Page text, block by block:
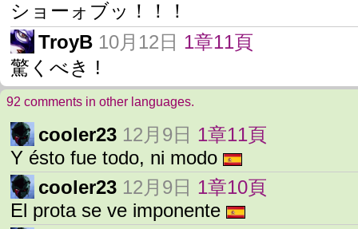
ショーォブッ！！！
TroyB 10月12日 1章11頁
驚くべき !
92 comments in other languages.
cooler23 12月9日 1章11頁
Y ésto fue todo, ni modo
cooler23 12月9日 1章10頁
El prota se ve imponente